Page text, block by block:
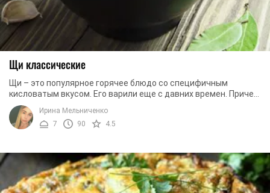
Щи классические
Щи – это популярное горячее блюдо со специфичным
кисловатым вкусом. Его варили еще с давних времен. Причем
любили это блюдо как бедняки, так и ...
Ирина Мельниченко
7
90 4.5